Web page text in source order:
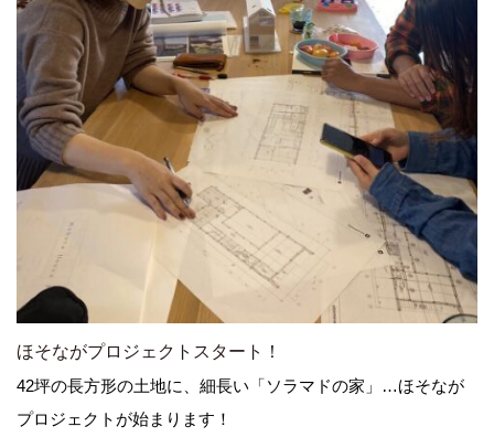
ほそながプロジェクトスタート！
42坪の長方形の土地に、細長い「ソラマドの家」…ほそなが
プロジェクトが始まります！